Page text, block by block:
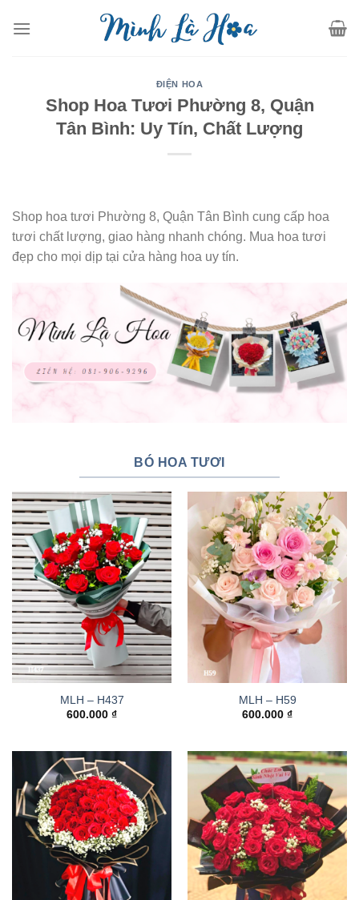
ĐIỆN HOA
Shop Hoa Tươi Phường 8, Quận
Tân Bình: Uy Tín, Chất Lượng
Shop hoa tươi Phường 8, Quận Tân Bình cung cấp hoa
tươi chất lượng, giao hàng nhanh chóng. Mua hoa tươi
đẹp cho mọi dịp tại cửa hàng hoa uy tín.
BÓ HOA TƯƠI
MLH – H437
600.000 ₫
MLH – H59
600.000 ₫